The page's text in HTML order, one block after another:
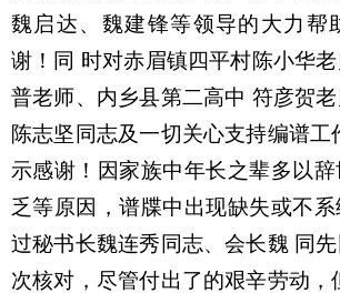
魏启达、魏建锋等领导的大力帮
谢！同 时对赤眉镇四平村陈小华
普老师、内乡县第二高中 符彦贺
陈志坚同志及一切关心支持编谱工
示感谢！因家族中年长之辈多以
乏等原因，谱牒中出现缺失或不
过秘书长魏连秀同志、会长魏 同
次核对，尽管付出了的艰辛劳动，